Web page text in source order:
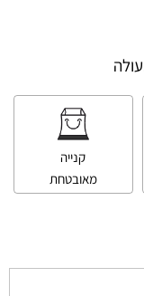
קנייה
מאובטחת